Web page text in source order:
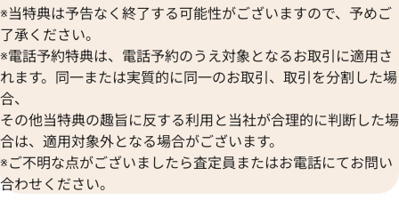
※当特典は予告なく終了する可能性がございますので、予めご
了承ください。
※電話予約特典は、電話予約のうえ対象となるお取引に適用さ
れます。同一または実質的に同一のお取引、取引を分割した場
合、
その他当特典の趣旨に反する利用と当社が合理的に判断した場
合は、適用対象外となる場合がございます。
※ご不明な点がございましたら査定員またはお電話にてお問い
合わせください。